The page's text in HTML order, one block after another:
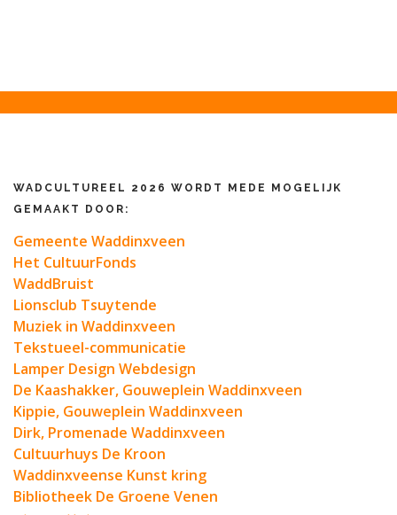
WADCULTUREEL 2026 WORDT MEDE MOGELIJK
GEMAAKT DOOR:
Gemeente Waddinxveen
Het CultuurFonds
WaddBruist
Lionsclub Tsuytende
Muziek in Waddinxveen
Tekstueel-communicatie
Lamper Design Webdesign
De Kaashakker, Gouweplein Waddinxveen
Kippie, Gouweplein Waddinxveen
Dirk, Promenade Waddinxveen
Cultuurhuys De Kroon
Waddinxveense Kunst kring
Bibliotheek De Groene Venen